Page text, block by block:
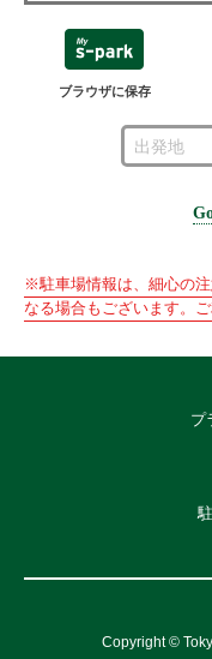
ブラウザに保存
※駐車場情報は、細心の
なる場合もございます。
プ
Copyright ©